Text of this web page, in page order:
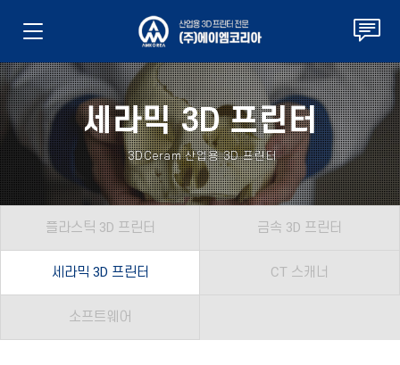
세라믹 3D 프린터
3DCeram산업용 3D 프린터
플라스틱 3D 프린터 금속 3D 프린터
세라믹 3D 프린터 CT 스캐너
소프트웨어